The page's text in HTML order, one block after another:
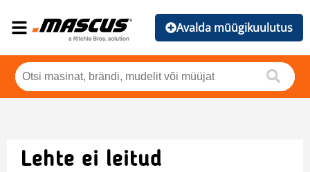
Avalda müügikuulutus
Lehte ei leitud